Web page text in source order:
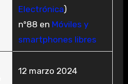
Electrónica)
nº88 en Móviles y
smartphones libres
12 marzo 2024